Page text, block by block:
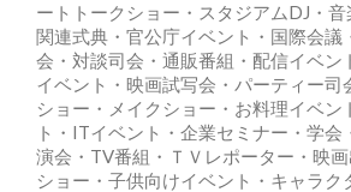
ートトークショー・スタジアムDJ・
関連式典・官公庁イベント・国際会議
会・対談司会・通販番組・配信イベン
イベント・映画試写会・パーティー司
ショー・メイクショー・お料理イベン
ト・ITイベント・企業セミナー・学
演会・TV番組・ＴＶレポーター・映
ショー・子供向けイベント・キャラク